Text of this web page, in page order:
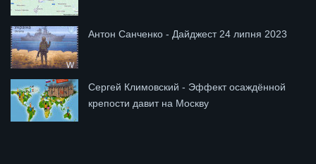
Антон Санченко - Дайджест 24 липня 2023
Сергей Климовский - Эффект осаждённой
крепости давит на Москву